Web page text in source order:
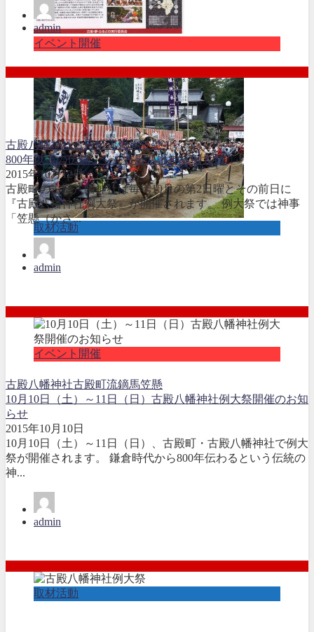
イベント開催
admin
取材活動
古殿八幡神社古殿町流鏑馬笠懸
800年以上の伝統 ～ 古殿八幡神社例大祭
2015年10月12日
古殿町の古殿八幡神社は毎年10月の第2日曜とその前日に
『古殿八幡神社例大祭』が開催されます。 例大祭では神事
「笠懸（かさ...
admin
イベント開催
古殿八幡神社古殿町流鏑馬笠懸
10月10日（土）～11日（日）古殿八幡神社例大祭開催のお知
らせ
2015年10月10日
10月10日（土）～11日（日）、古殿町・古殿八幡神社で例大
祭が開催されます。 鎌倉時代から800年伝わるという伝統の
神...
admin
取材活動